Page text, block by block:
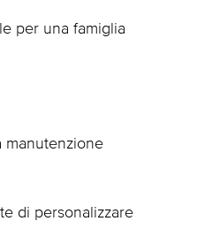
per una famiglia
manutenzione
di personalizzare